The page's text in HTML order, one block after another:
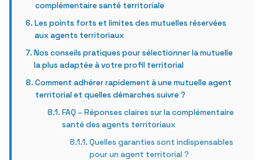
complémentaire santé territoriale
Les points forts et limites des mutuelles réservées
aux agents territoriaux
Nos conseils pratiques pour sélectionner la mutuelle
la plus adaptée à votre profil territorial
Comment adhérer rapidement à une mutuelle agent
territorial et quelles démarches suivre ?
FAQ – Réponses claires sur la complémentaire
santé des agents territoriaux
Quelles garanties sont indispensables
pour un agent territorial ?